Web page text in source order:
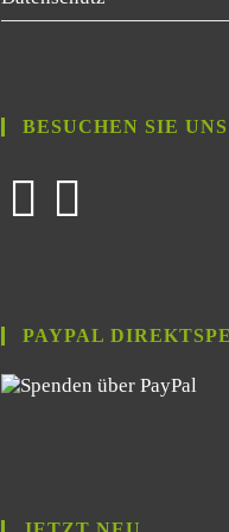
BESUCHEN SIE
PAYPAL